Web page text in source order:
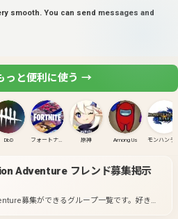
smooth. You can send messages and
っと便利に使う →
DbD フォートナイト 原神 Among Us
Adventureフレンド募集掲示
募集ができるグループ一覧です。 好きな